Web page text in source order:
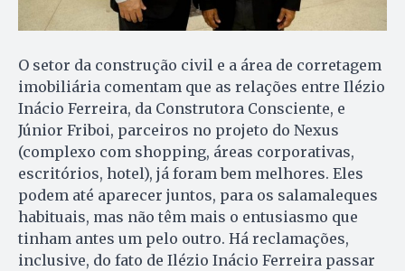
O setor da construção civil e a área de corretagem
imobiliária comentam que as relações entre Ilézio
Inácio Ferreira, da Construtora Consciente, e
Júnior Friboi, parceiros no projeto do Nexus
(complexo com shopping, áreas corporativas,
escritórios, hotel), já foram bem melhores. Eles
podem até aparecer juntos, para os salamaleques
habituais, mas não têm mais o entusiasmo que
tinham antes um pelo outro. Há reclamações,
inclusive, do fato de Ilézio Inácio Ferreira passar